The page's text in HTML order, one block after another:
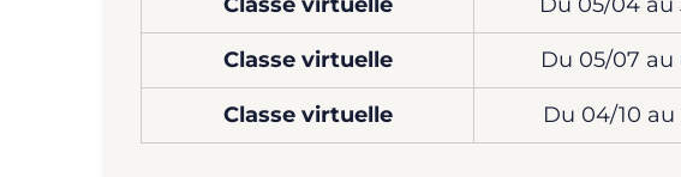
Classe virtuelle Du 05/07 au
Classe virtuelle Du 04/10 au